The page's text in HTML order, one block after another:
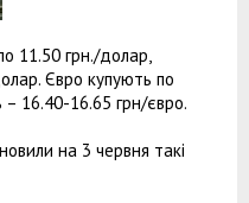
11.50 грн./долар,
Євро купують по
16.40-16.65 грн/євро.
на 3 червня такі